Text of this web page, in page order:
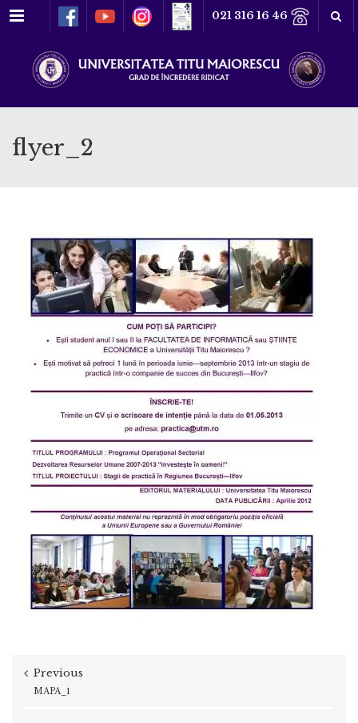
Meniu 021 316 16 46
flyer_2
Previous
MAPA_1